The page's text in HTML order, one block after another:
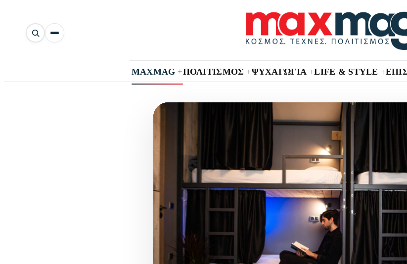
Αναζήτηση
άρθρων
MAXMAG +ΠΟΛΙΤΙΣΜΟΣ +ΨΥΧΑΓΩΓΙΑ +LIFE & STYLE +